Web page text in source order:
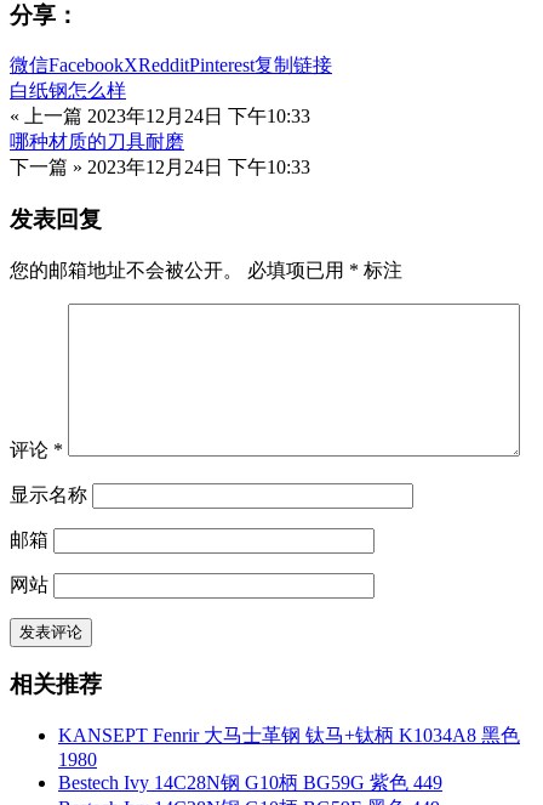
分享：
微信FacebookXRedditPinterest复制链接
白纸钢怎么样
« 上一篇 2023年12月24日 下午10:33
哪种材质的刀具耐磨
下一篇 » 2023年12月24日 下午10:33
发表回复
您的邮箱地址不会被公开。 必填项已用 * 标注
评论 *
显示名称
邮箱
网站
相关推荐
KANSEPT Fenrir 大马士革钢 钛马+钛柄 K1034A8 黑色
1980
Bestech Ivy 14C28N钢 G10柄 BG59G 紫色 449